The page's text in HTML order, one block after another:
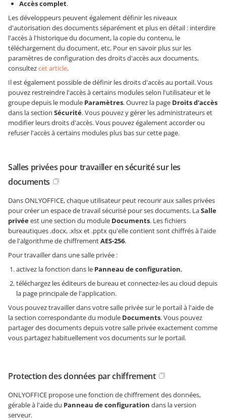
Accès complet.
Les développeurs peuvent également définir les niveaux
d'autorisation des documents séparément et plus en détail : interdire
l'accès à l'historique du document, la copie du contenu, le
téléchargement du document, etc. Pour en savoir plus sur les
paramètres de configuration des droits d'accès aux documents,
consultezcet article.
Il est également possible de définir les droits d'accès au portail. Vous
pouvez restreindre l'accès à certains modules selon l'utilisateur et le
groupe depuis le module Paramètres. Ouvrez la page Droits d'accès
dans la section Sécurité. Vous pouvez y gérer les administrateurs et
modifier leurs droits d'accès. Vous pouvez également accorder ou
refuser l'accès à certains modules plus bas sur cette page.
Salles privées pour travailler en sécurité sur les
documents
Dans ONLYOFFICE, chaque utilisateur peut recourir aux salles privées
pour créer un espace de travail sécurisé pour ses documents. LaSalle
privéeest une section du module Documents. Les fichiers
bureautiques .docx, .xlsx et .pptx qu'elle contient sont chiffrés à l'aide
de l'algorithme de chiffrementAES-256.
Pour travailler dans une salle privée :
activez la fonction dans le Panneau de configuration,
téléchargez les éditeurs de bureau et connectez-les au cloud depuis
la page principale de l'application.
Vous pouvez travailler dans votre salle privée sur le portail à l'aide de
la section correspondante du module Documents. Vous pouvez
partager des documents depuis votre salle privée exactement comme
vous partagez habituellement vos documents sur le portail.
Protection des données par chiffrement
ONLYOFFICE propose une fonction de chiffrement des données,
gérable à l'aide du Panneau de configuration dans la version
serveur.